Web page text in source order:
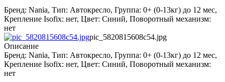
Бренд: Nania, Тип: Автокресло, Группа: 0+ (0-13кг) до 12 мес,
Крепление Isofix: нет, Цвет: Синий, Поворотный механизм:
нет
pic_5820815608c54.jpg
Описание
Бренд: Nania, Тип: Автокресло, Группа: 0+ (0-13кг) до 12 мес,
Крепление Isofix: нет, Цвет: Синий, Поворотный механизм:
нет